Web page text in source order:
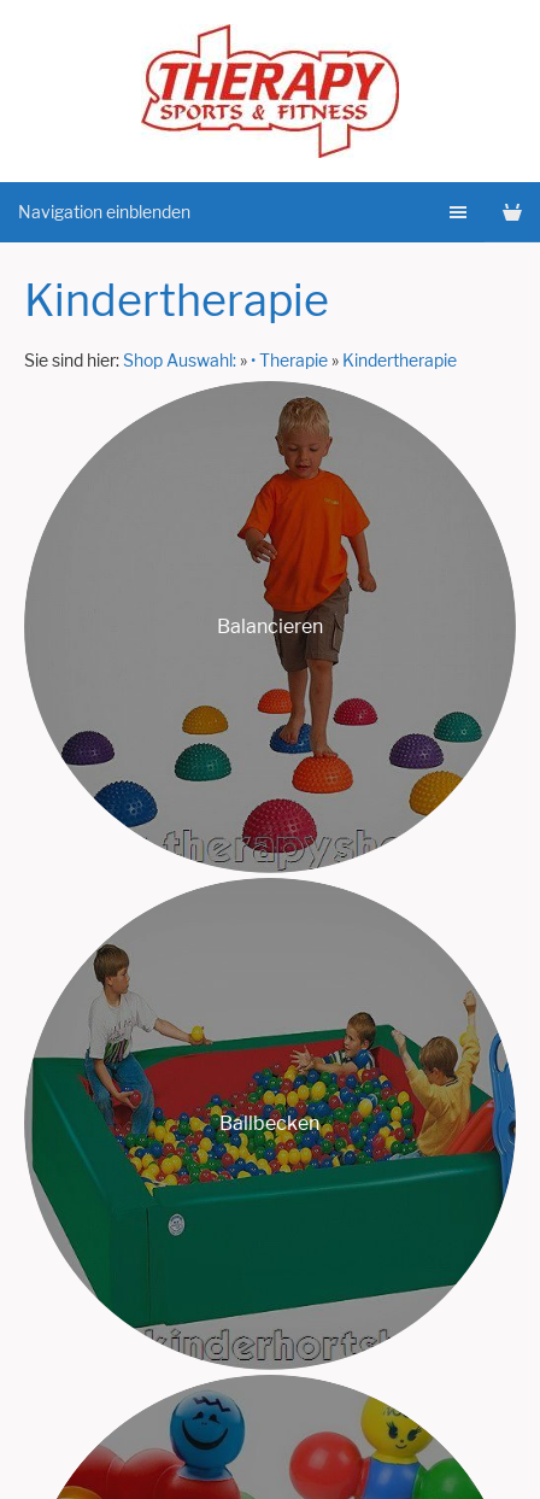
Navigation einblenden
Kindertherapie
Sie sind hier:Shop Auswahl:»• Therapie» Kindertherapie
Balancieren
Ballbecken